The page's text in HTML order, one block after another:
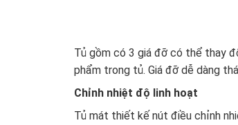
Tủ gồm có 3 giá đỡ có thể thay
phẩm trong tủ. Giá đỡ dễ dàng
Chỉnh nhiệt độ linh hoạt
Tủ mát thiết kế nút điều chỉnh